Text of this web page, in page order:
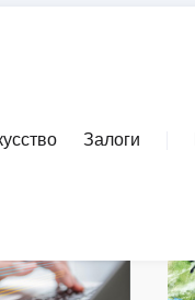
Залоги